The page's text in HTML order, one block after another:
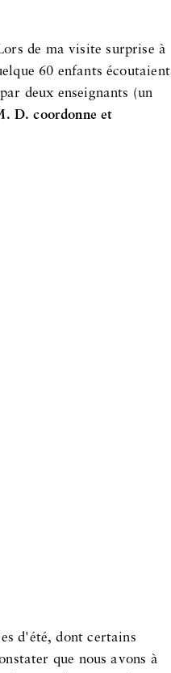
de ma visite surprise à
60 enfants écoutaient
deux enseignants (un
D. coordonne et
d'été, dont certains
que nous avons à